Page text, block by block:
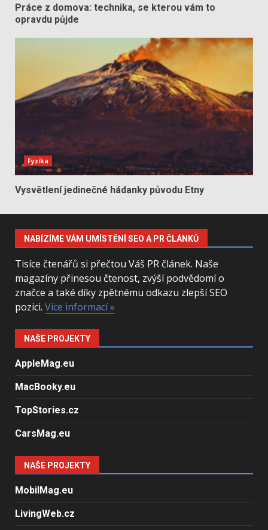
Práce z domova: technika, se kterou vám to
opravdu půjde
Fyzika
Vysvětlení jedinečné hádanky původu Etny
NABÍZÍME VÁM UMÍSTĚNÍ SEO A PR ČLÁNKŮ
Tisíce čtenářů si přečtou Váš PR článek. Naše
magazíny přinesou čtenost, zvýší podvědomí o
značce a také díky zpětnému odkazu zlepší SEO
pozici. Více informací »
NAŠE PROJEKTY
AppleMag.eu
MacBooky.eu
TopStories.cz
CarsMag.eu
NAŠE PROJEKTY
MobilMag.eu
LivingWeb.cz